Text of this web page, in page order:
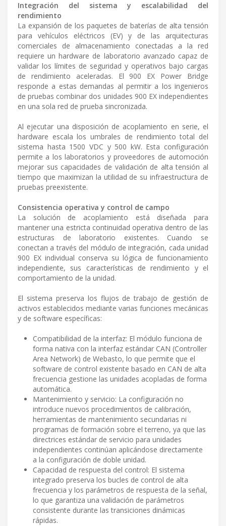
Integración del sistema y escalabilidad del
rendimiento
La expansión de los paquetes de baterías de alta tensión
para vehículos eléctricos (EV) y de las arquitecturas
comerciales de almacenamiento conectadas a la red
requiere un hardware de laboratorio avanzado capaz de
validar los límites de seguridad y operativos bajo cargas
de rendimiento aceleradas. El 900 EX Power Bridge
responde a estas demandas al permitir a los ingenieros
de pruebas combinar dos unidades 900 EX independientes
en una sola red de prueba sincronizada.
Al ejecutar una disposición de acoplamiento en serie, el
hardware escala los umbrales de rendimiento total del
sistema hasta 1500 VDC y 500 kW. Esta configuración
permite a los laboratorios y proveedores de automoción
mejorar sus capacidades de validación de alta tensión al
tiempo que maximizan la utilidad de su infraestructura de
pruebas preexistente.
Consistencia operativa y control de campo
La solución de acoplamiento está diseñada para
mantener una estricta continuidad operativa dentro de las
estructuras de laboratorio existentes. Cuando se
conectan a través del módulo de integración, cada unidad
900 EX individual conserva su lógica de funcionamiento
independiente, sus características de rendimiento y el
comportamiento de la unidad.
El sistema preserva los flujos de trabajo de gestión de
activos establecidos mediante varias funciones mecánicas
y de software específicas:
Compatibilidad de la interfaz: El módulo funciona de
forma nativa con la interfaz estándar CAN (Controller
Area Network) de Webasto, lo que permite que el
software de control existente basado en CAN de alta
frecuencia gestione las unidades acopladas de forma
automática.
Mantenimiento y servicio: La configuración no
introduce nuevos procedimientos de calibración,
herramientas de mantenimiento secundarias ni
programas de formación sobre el terreno, ya que las
directrices estándar de servicio para unidades
independientes continúan aplicándose directamente
a la configuración de doble unidad.
Capacidad de respuesta del control: El sistema
integrado preserva los bucles de control de alta
frecuencia y los parámetros de respuesta de la señal,
lo que garantiza una validación de parámetros
consistente durante las transiciones dinámicas
rápidas.